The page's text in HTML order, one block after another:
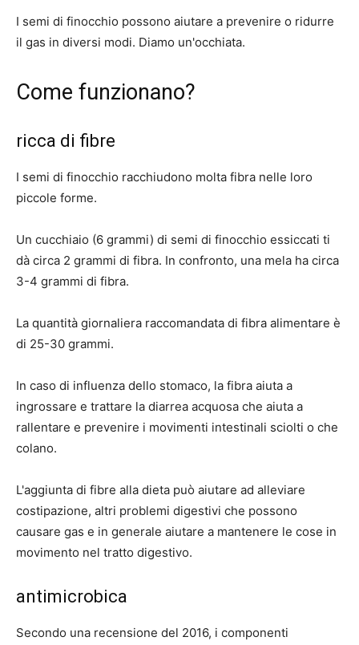
I semi di finocchio possono aiutare a prevenire o ridurre
il gas in diversi modi. Diamo un'occhiata.
Come funzionano?
ricca di fibre
I semi di finocchio racchiudono molta fibra nelle loro
piccole forme.
Un cucchiaio (6 grammi) di semi di finocchio essiccati ti
dà circa 2 grammi di fibra. In confronto, una mela ha circa
3-4 grammi di fibra.
La quantità giornaliera raccomandata di fibra alimentare è
di 25-30 grammi.
In caso di influenza dello stomaco, la fibra aiuta a
ingrossare e trattare la diarrea acquosa che aiuta a
rallentare e prevenire i movimenti intestinali sciolti o che
colano.
L'aggiunta di fibre alla dieta può aiutare ad alleviare
costipazione, altri problemi digestivi che possono
causare gas e in generale aiutare a mantenere le cose in
movimento nel tratto digestivo.
antimicrobica
Secondo una recensione del 2016, i componenti